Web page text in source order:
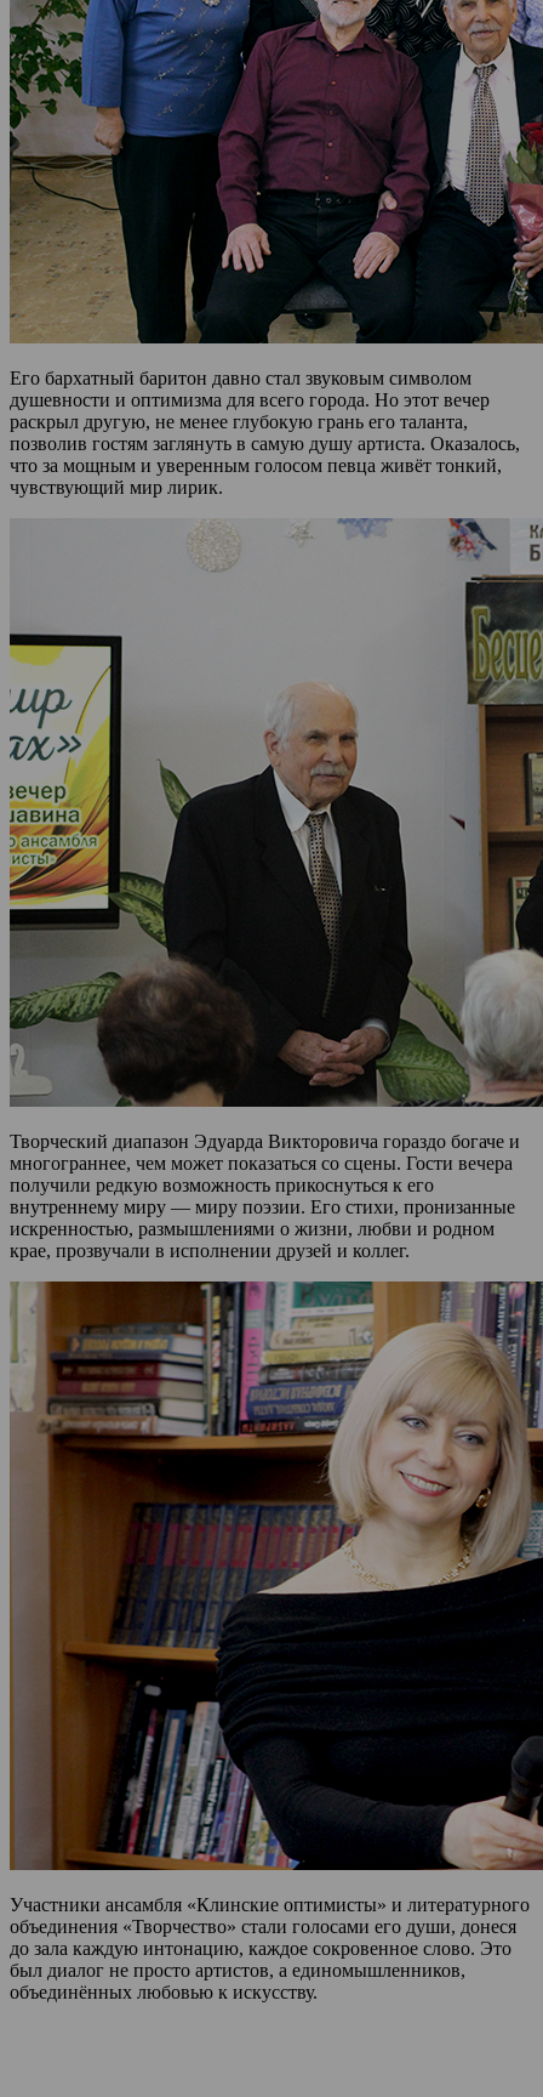
Его бархатный баритон давно стал звуковым символом
душевности и оптимизма для всего города. Но этот вечер
раскрыл другую, не менее глубокую грань его таланта,
позволив гостям заглянуть в самую душу артиста. Оказалось,
что за мощным и уверенным голосом певца живёт тонкий,
чувствующий мир лирик.
Творческий диапазон Эдуарда Викторовича гораздо богаче и
многограннее, чем может показаться со сцены. Гости вечера
получили редкую возможность прикоснуться к его
внутреннему миру — миру поэзии. Его стихи, пронизанные
искренностью, размышлениями о жизни, любви и родном
крае, прозвучали в исполнении друзей и коллег.
Участники ансамбля «Клинские оптимисты» и литературного
объединения «Творчество» стали голосами его души, донеся
до зала каждую интонацию, каждое сокровенное слово. Это
был диалог не просто артистов, а единомышленников,
объединённых любовью к искусству.